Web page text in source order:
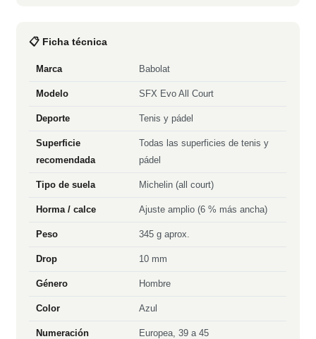
📋 Ficha técnica
Marca Babolat
Modelo SFX Evo All Court
Deporte Tenis y pádel
Superficie
recomendada
Todas las superficies de tenis y
pádel
Tipo de suela Michelin (all court)
Horma / calce Ajuste amplio (6 % más ancha)
Peso 345 g aprox.
Drop 10 mm
Género Hombre
Color Azul
Numeración Europea, 39 a 45